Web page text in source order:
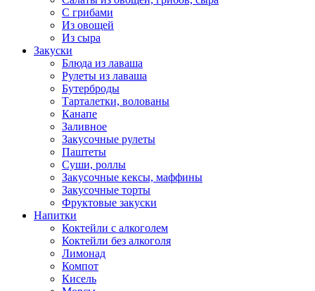
С грибами
Из овощей
Из сыра
Закуски
Блюда из лаваша
Рулеты из лаваша
Бутерброды
Тарталетки, волованы
Канапе
Заливное
Закусочные рулеты
Паштеты
Суши, роллы
Закусочные кексы, маффины
Закусочные торты
Фруктовые закуски
Напитки
Коктейли с алкоголем
Коктейли без алкоголя
Лимонад
Компот
Кисель